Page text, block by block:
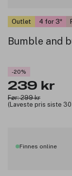
Outlet 4 for 3
Bumble and
-20%
239 kr
Før: 299 kr
(Laveste pris siste
Finnes online